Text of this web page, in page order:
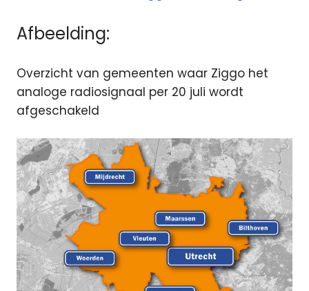
Afbeelding:
Overzicht van gemeenten waar Ziggo het
analoge radiosignaal per 20 juli wordt
afgeschakeld